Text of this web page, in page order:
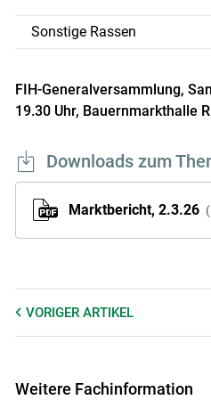
Sonstige Rassen
FIH-Generalversammlung,
19.30 Uhr, Bauernmarkthalle
Downloads zum
Marktbericht, 2.3.26
VORIGER ARTIKEL
Weitere Fachinformation